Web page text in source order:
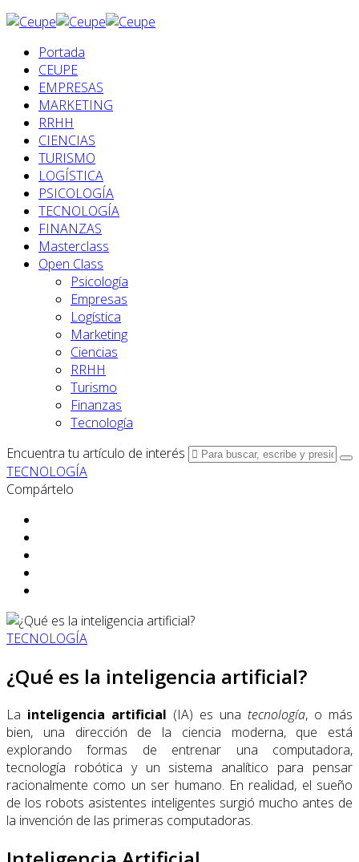
Portada
CEUPE
EMPRESAS
MARKETING
RRHH
CIENCIAS
TURISMO
LOGÍSTICA
PSICOLOGÍA
TECNOLOGÍA
FINANZAS
Masterclass
Open Class
Psicología
Empresas
Logística
Marketing
Ciencias
RRHH
Turismo
Finanzas
Tecnología
Encuentra tu artículo de interés
TECNOLOGÍA
Compártelo
TECNOLOGÍA
¿Qué es la inteligencia artificial?
La inteligencia artificial (IA) es una tecnología, o más
bien, una dirección de la ciencia moderna, que está
explorando formas de entrenar una computadora,
tecnología robótica y un sistema analítico para pensar
racionalmente como un ser humano. En realidad, el sueño
de los robots asistentes inteligentes surgió mucho antes de
la invención de las primeras computadoras.